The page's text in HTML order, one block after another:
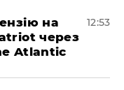
на
через
Atlantic
12:53